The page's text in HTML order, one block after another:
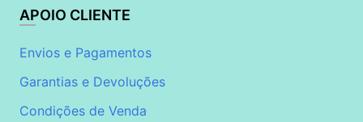
APOIO CLIENTE
Envios e Pagamentos
Garantias e Devoluções
Condições de Venda